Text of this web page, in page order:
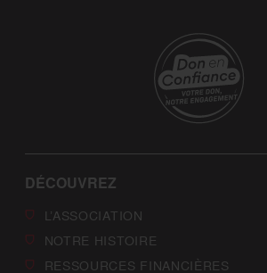
DÉCOUVREZ
L’ASSOCIATION
NOTRE HISTOIRE
RESSOURCES FINANCIÈRES